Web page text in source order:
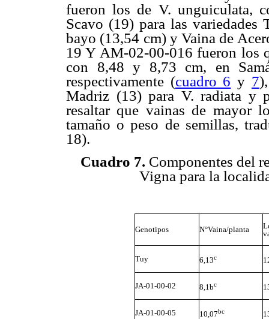
fueron los de V. unguiculata,
Scavo (19) para las
bayo (13,54 cm) y Vaina de
19 Y AM-02-00-016 fueron los
con 8,48 y 8,73 cm, en
respectivamente (cuadro 6 y 7
Madriz (13) para V. radiata y
resaltar que vainas de mayor
tamaño o peso de semillas,
18).
Cuadro 7. Componentes del
Vigna para la
Genotipos N°Vaina/planta
Tuy 6,13c
JA-01-00-02 8,1bc
JA-01-00-05 10,07bc